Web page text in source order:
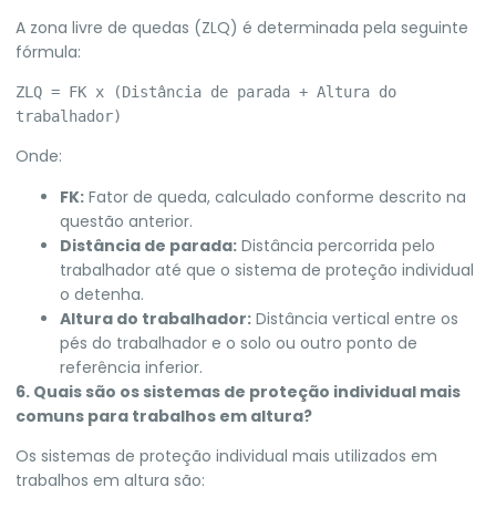
A zona livre de quedas (ZLQ) é determinada pela seguinte
fórmula:
ZLQ = FK x (Distância de parada + Altura do
Onde:
FK: Fator de queda, calculado conforme descrito na
questão anterior.
Distância de parada: Distância percorrida pelo
trabalhador até que o sistema de proteção individual
o detenha.
Altura do trabalhador: Distância vertical entre os
pés do trabalhador e o solo ou outro ponto de
referência inferior.
6. Quais são os sistemas de proteção individual mais
comuns para trabalhos em altura?
Os sistemas de proteção individual mais utilizados em
trabalhos em altura são: